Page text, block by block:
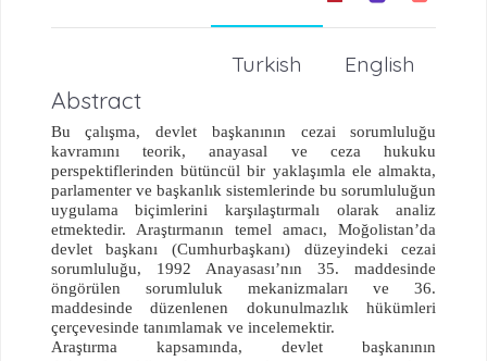
English
Turkish
Abstract
Bu çalışma, devlet başkanının cezai sorumluluğu
kavramını teorik, anayasal ve ceza hukuku
perspektiflerinden bütüncül bir yaklaşımla ele almakta,
parlamenter ve başkanlık sistemlerinde bu sorumluluğun
uygulama biçimlerini karşılaştırmalı olarak analiz
etmektedir. Araştırmanın temel amacı, Moğolistan’da
devlet başkanı (Cumhurbaşkanı) düzeyindeki cezai
sorumluluğu, 1992 Anayasası’nın 35. maddesinde
öngörülen sorumluluk mekanizmaları ve 36.
maddesinde düzenlenen dokunulmazlık hükümleri
çerçevesinde tanımlamak ve incelemektir.
Araştırma kapsamında, devlet başkanının